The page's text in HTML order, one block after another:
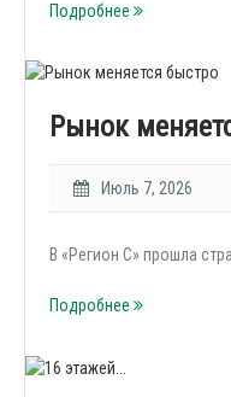
Подробнее
Рынок
Июль 7, 2026
В «Регион С» прошла
Подробнее